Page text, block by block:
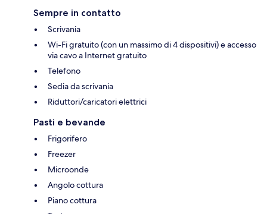
Sempre in contatto
Scrivania
Wi-Fi gratuito (con un massimo di 4 dispositivi) e accesso
via cavo a Internet gratuito
Telefono
Sedia da scrivania
Riduttori/caricatori elettrici
Pasti e bevande
Frigorifero
Freezer
Microonde
Angolo cottura
Piano cottura